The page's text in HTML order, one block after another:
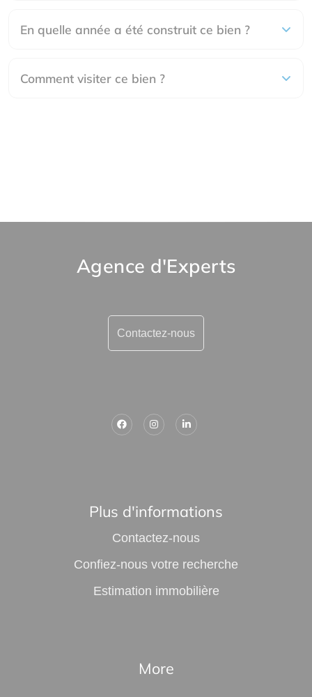
En quelle année a été construit ce bien ?
Comment visiter ce bien ?
Agence d'Experts
Contactez-nous
Plus d'informations
Contactez-nous
Confiez-nous votre recherche
Estimation immobilière
More